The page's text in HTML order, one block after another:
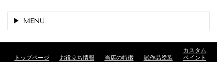
MENU
トップページ お役立ち情報 当店の特徴 試作品塗装
カスタム
ペイント